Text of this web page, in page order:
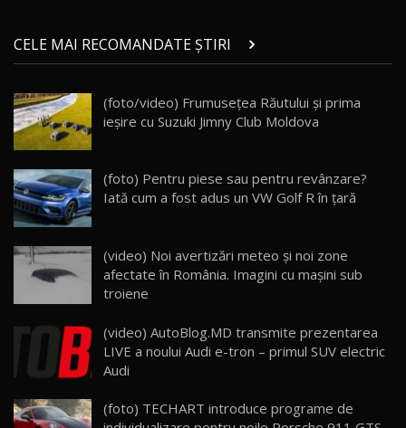
21
Micul BYD Dolphin Surf / Test Drive
AutoBlog.MD
16:59
22
Noua Mazda 6e / Test Drive AutoBlog.MD
26:59
23
Lynk & Co 01 / Test Drive AutoBlog.MD
25:19
24
ZEEKR 009: Cel mai Performant și Confortabil
Van Electric Testat în Moldova / AutoBlog.MD
26:38
mai Exclusiv și Puternic Defender Testat în
Moldova
32:21
26
AutoBlog.MD
10:57
CELE MAI RECOMANDATE ȘTIRI
(foto/video) Frumusețea Răutului și prima
ieșire cu Suzuki Jimny Club Moldova
(foto) Pentru piese sau pentru revânzare?
Iată cum a fost adus un VW Golf R în ţară
(video) Noi avertizări meteo şi noi zone
afectate în România. Imagini cu maşini sub
troiene
(video) AutoBlog.MD transmite prezentarea
LIVE a noului Audi e-tron – primul SUV electric
Audi
(foto) TECHART introduce programe de